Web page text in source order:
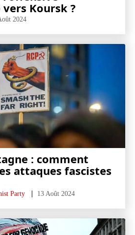
Koursk ?
2024
: comment
attaques fascistes
Party 13 Août 2024